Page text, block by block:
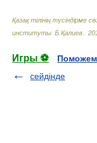
Қазақ тілінің түсіндірме
институты Б.Қалиев.
Игры ⚽
Поможем
сейдінде